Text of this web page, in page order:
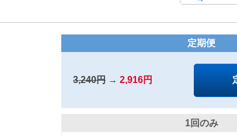
定期便
3,240円 → 2,916円
1回のみ